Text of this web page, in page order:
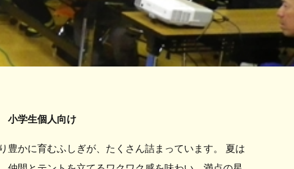
小学生個人向け
豊かに育むふしぎが、たくさん詰まっています。 夏は